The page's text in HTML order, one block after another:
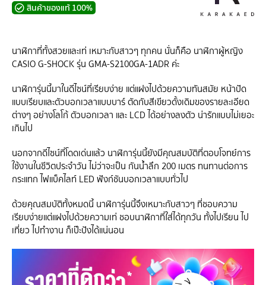
สินค้าของแท้ 100%
นาฬิกาที่ทั้งสวยและเท่ เหมาะกับสาวๆ ทุกคน นั่นก็คือ นาฬิกาผู้หญิง
CASIO G-SHOCK รุ่น GMA-S2100GA-1ADR ค่ะ
นาฬิการุ่นนี้มาในดีไซน์ที่เรียบง่าย แต่แฝงไปด้วยความทันสมัย หน้าปัด
แบบเรียบและตัวบอกเวลาแบบบาร์ ตัดกับสีเขียวดั้งเดิมของรายละเอียด
ต่างๆ อย่างโลโก้ ตัวบอกเวลา และ LCD ได้อย่างลงตัว น่ารักแบบไม่เยอะ
เกินไป
นอกจากดีไซน์ที่โดดเด่นแล้ว นาฬิการุ่นนี้ยังมีคุณสมบัติที่ตอบโจทย์การ
ใช้งานในชีวิตประจำวัน ไม่ว่าจะเป็น กันน้ำลึก 200 เมตร ทนทานต่อการ
กระแทก ไฟแบ็คไลท์ LED ฟังก์ชันบอกเวลาแบบทั่วไป
ด้วยคุณสมบัติทั้งหมดนี้ นาฬิการุ่นนี้จึงเหมาะกับสาวๆ ที่ชอบความ
เรียบง่ายแต่แฝงไปด้วยความเท่ ชอบนาฬิกาที่ใส่ได้ทุกวัน ทั้งไปเรียน ไป
เที่ยว ไปทำงาน ก็เป๊ะปังได้แน่นอน